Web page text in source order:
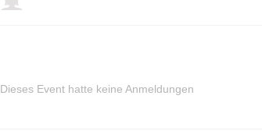
Dieses Event hatte keine Anmeldungen